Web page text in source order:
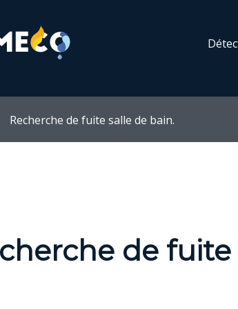
Recherche de fuite salle de bain.
de